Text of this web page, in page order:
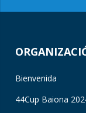
Bienvenida
44Cup Baiona